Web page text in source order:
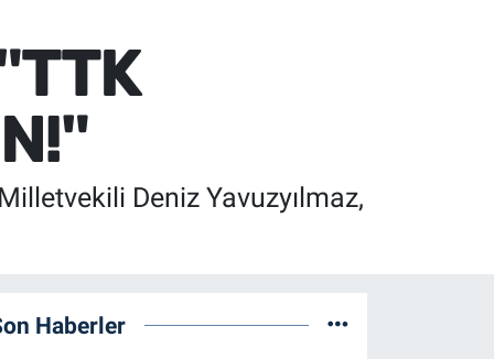
Deniz Yavuzyılmaz,
Haberler